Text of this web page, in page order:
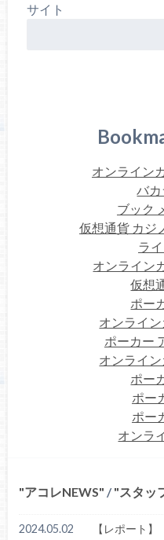
サイト
オンライン
バカ
ブック
仮想通貨 カジ
ラ
オンライン
仮想
ポー
オンライ
ポーカー
オンライ
ポー
ポー
ポー
オンラ
アコレNEWS / スタッ
2024.05.02
【レポート